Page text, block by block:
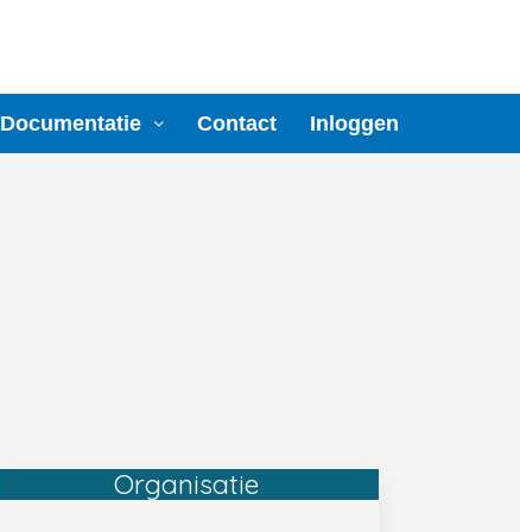
Documentatie Contact Inloggen
Organisatie